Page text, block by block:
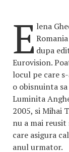
E lena
dupa
Eurovision.
locul pe care
o obisnuinta
Luminita
2005, si Mihai
nu a mai
care asigura
anul urmator.